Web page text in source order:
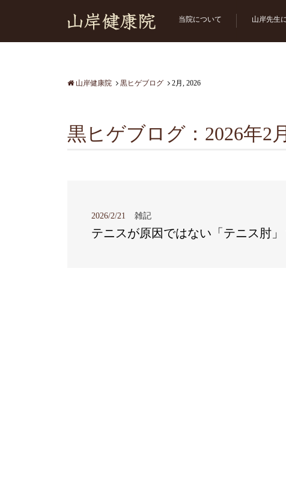
当院について 山岸先生
山岸健康院 黒ヒゲブログ 2月, 2026
黒ヒゲブログ：2026年2月
2026/2/21 雑記
テニスが原因ではない「テニス肘」